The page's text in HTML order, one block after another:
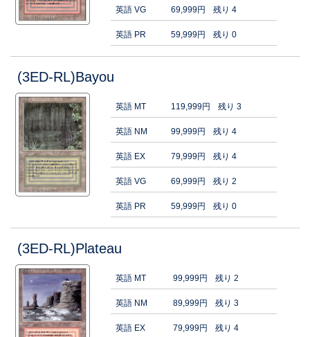
英語 VG 69,999円 残り 4
英語 PR 59,999円 残り 0
(3ED-RL)Bayou
英語 MT 119,999円 残り 3
英語 NM 99,999円 残り 4
英語 EX 79,999円 残り 4
英語 VG 69,999円 残り 2
英語 PR 59,999円 残り 0
(3ED-RL)Plateau
英語 MT 99,999円 残り 2
英語 NM 89,999円 残り 3
英語 EX 79,999円 残り 4